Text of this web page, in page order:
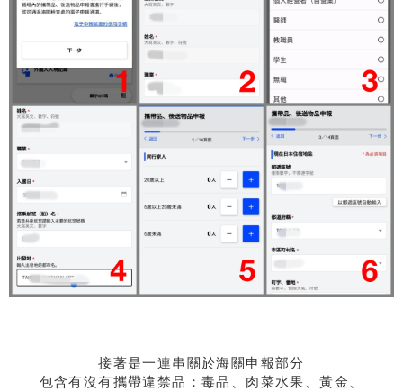
接著是一連串關於海關申報部分
包含有沒有攜帶違禁品：毒品、肉菜水果、黃金、